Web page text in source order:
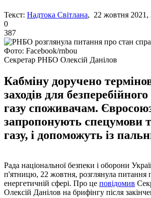
Текст: Надтока Світлана, 22 жовтня 2021,
0
387
Фото: Facebook/rnbou
Секретар РНБО Олексій Данілов
Кабміну доручено
заходів для
газу споживачам.
запропонують спецумови
газу, і допоможуть із
Рада національної безпеки і оборони
п'ятницю, 22 жовтня, розглянула питання
енергетичній сфері. Про це повідомив
Олексій Данілов на брифінгу після